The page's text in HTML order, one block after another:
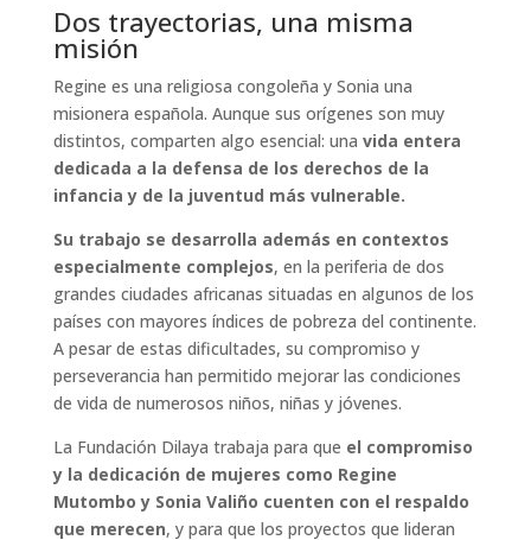
Dos trayectorias, una misma
misión
Regine es una religiosa congoleña y Sonia una
misionera española. Aunque sus orígenes son muy
distintos, comparten algo esencial: una vida entera
dedicada a la defensa de los derechos de la
infancia y de la juventud más vulnerable.
Su trabajo se desarrolla además en contextos
especialmente complejos, en la periferia de dos
grandes ciudades africanas situadas en algunos de los
países con mayores índices de pobreza del continente.
A pesar de estas dificultades, su compromiso y
perseverancia han permitido mejorar las condiciones
de vida de numerosos niños, niñas y jóvenes.
La Fundación Dilaya trabaja para que el compromiso
y la dedicación de mujeres como Regine
Mutombo y Sonia Valiño cuenten con el respaldo
que merecen, y para que los proyectos que lideran